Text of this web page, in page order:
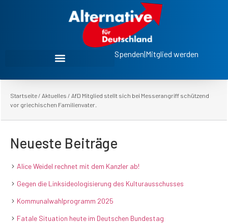
Spenden|Mitglied werden
Startseite / Aktuelles / AfD Mitglied stellt sich bei Messerangriff schützend
vor griechischen Familienvater.
Neueste Beiträge
Alice Weidel rechnet mit dem Kanzler ab!
Gegen die Linksideologisierung des Kulturausschusses
Kommunalwahlprogramm 2025
Fatale Situation heute im Deutschen Bundestag